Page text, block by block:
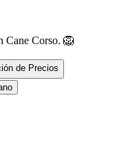
Cane Corso. 🦁
de Precios